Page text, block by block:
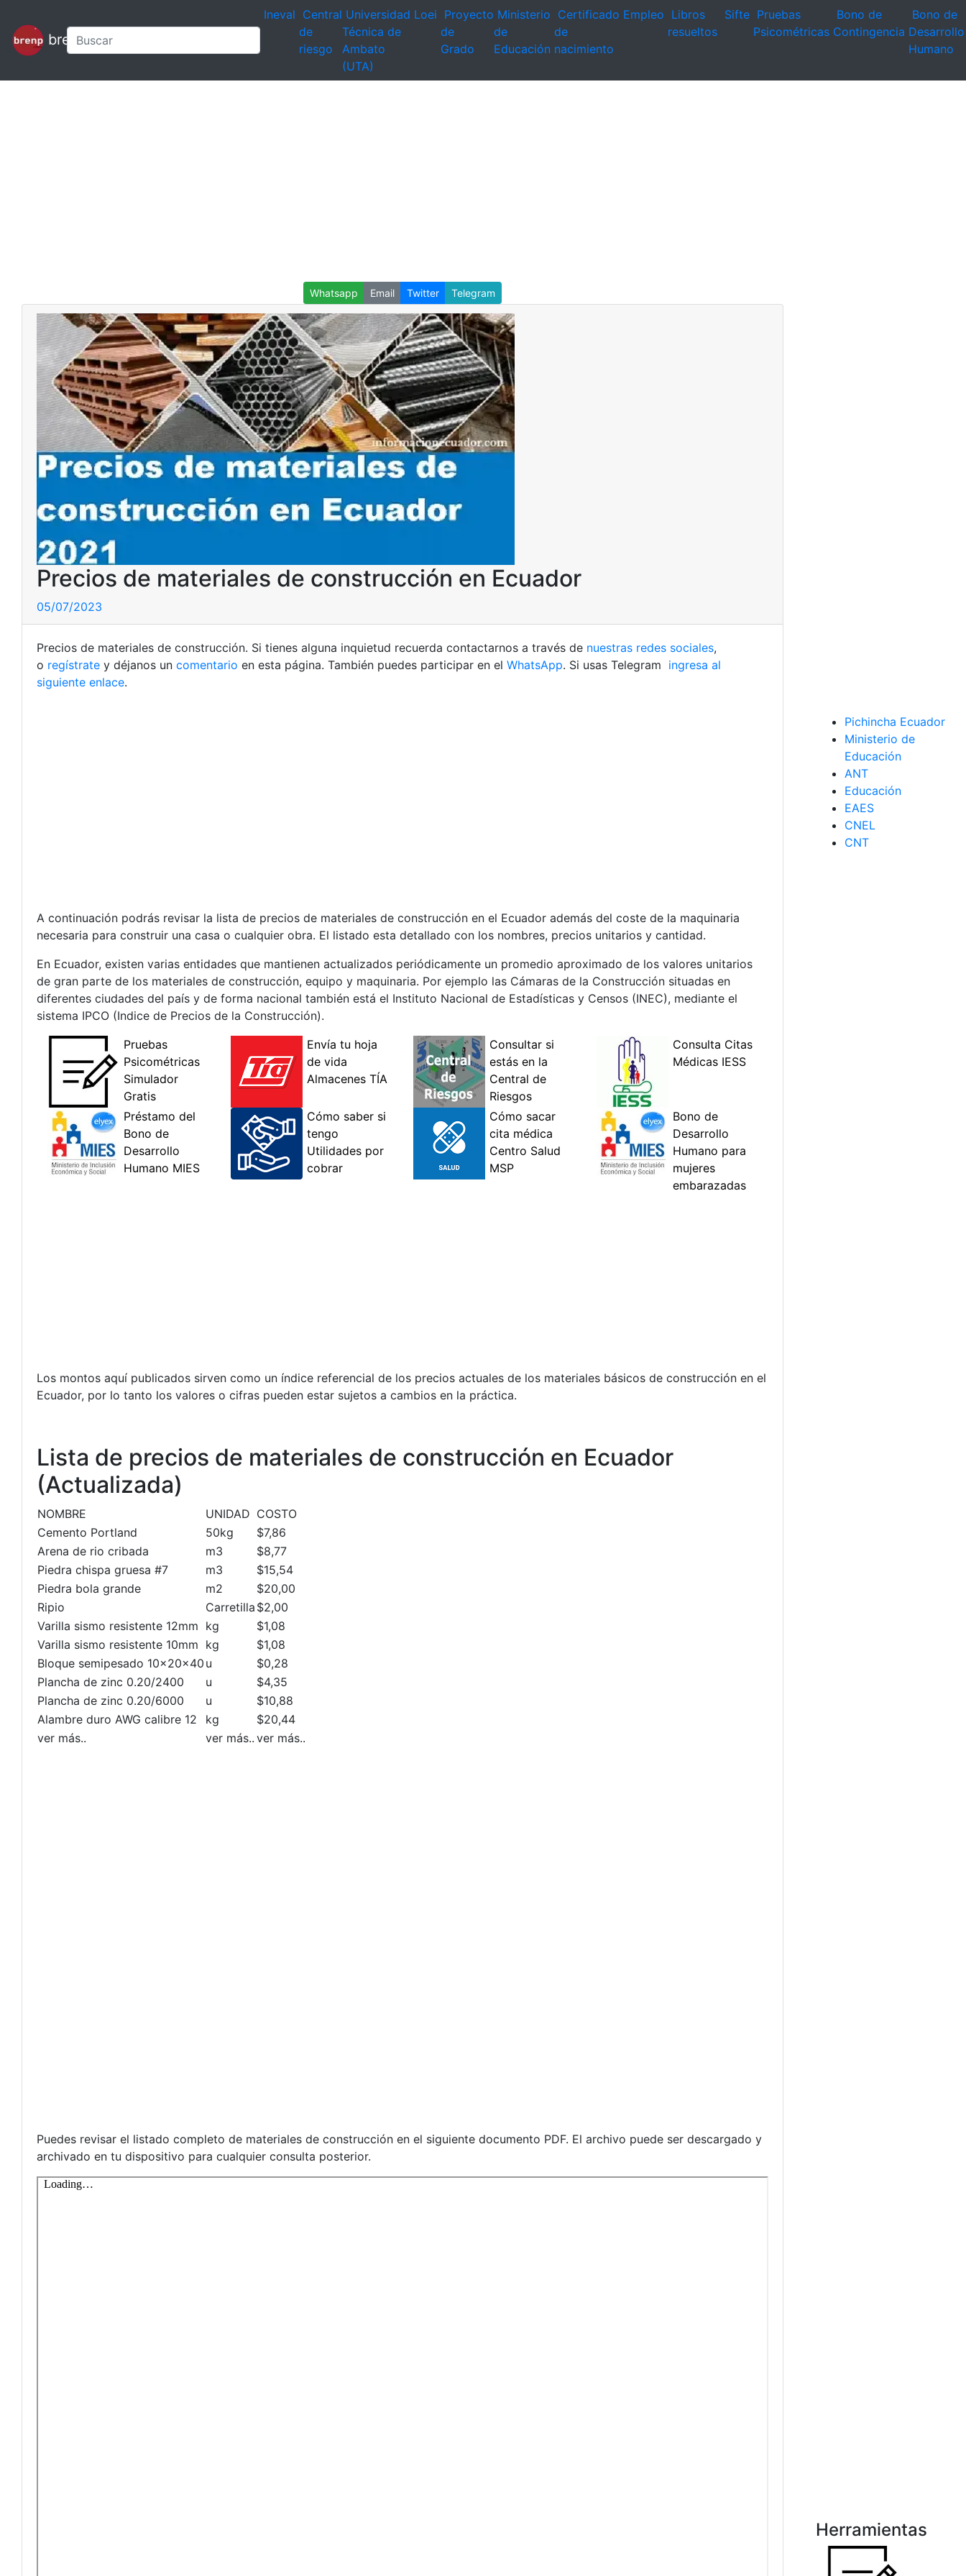
brenp
Ineval Central
de
riesgo
Universidad
Técnica de
Ambato
(UTA)
Loei Proyecto
de
Grado
Ministerio
de
Educación
Certificado
de
nacimiento
Empleo Libros
resueltos
Sifte Pruebas
Psicométricas
Bono de
Contingencia
Bono de
Desarrollo
Humano
Whatsapp Email Twitter Telegram
Precios de materiales de construcción en Ecuador
05/07/2023
Precios de materiales de construcción. Si tienes alguna inquietud recuerda contactarnos a través de nuestras redes sociales,
o regístrate y déjanos un comentario en esta página. También puedes participar en el WhatsApp. Si usas Telegram ingresa al
siguiente enlace.
A continuación podrás revisar la lista de precios de materiales de construcción en el Ecuador además del coste de la maquinaria
necesaria para construir una casa o cualquier obra. El listado esta detallado con los nombres, precios unitarios y cantidad.
En Ecuador, existen varias entidades que mantienen actualizados periódicamente un promedio aproximado de los valores unitarios
de gran parte de los materiales de construcción, equipo y maquinaria. Por ejemplo las Cámaras de la Construcción situadas en
diferentes ciudades del país y de forma nacional también está el Instituto Nacional de Estadísticas y Censos (INEC), mediante el
sistema IPCO (Indice de Precios de la Construcción).
Los montos aquí publicados sirven como un índice referencial de los precios actuales de los materiales básicos de construcción en el
Ecuador, por lo tanto los valores o cifras pueden estar sujetos a cambios en la práctica.
Lista de precios de materiales de construcción en Ecuador
(Actualizada)
NOMBRE UNIDAD COSTO
Cemento Portland
50kg
$7,86
Arena de rio cribada
m3
$8,77
Piedra chispa gruesa #7
m3
$15,54
Piedra bola grande
m2
$20,00
Ripio
Carretilla $2,00
Varilla sismo resistente 12mm kg
$1,08
Varilla sismo resistente 10mm kg
$1,08
Bloque semipesado 10x20x40 u
$0,28
Plancha de zinc 0.20/2400
u
$4,35
Plancha de zinc 0.20/6000
u
$10,88
Alambre duro AWG calibre 12
kg
$20,44
ver más..
ver más.. ver más..
Puedes revisar el listado completo de materiales de construcción en el siguiente documento PDF. El archivo puede ser descargado y
archivado en tu dispositivo para cualquier consulta posterior.
Pichincha Ecuador
Ministerio de
Educación
ANT
Educación
EAES
CNEL
CNT
Herramientas